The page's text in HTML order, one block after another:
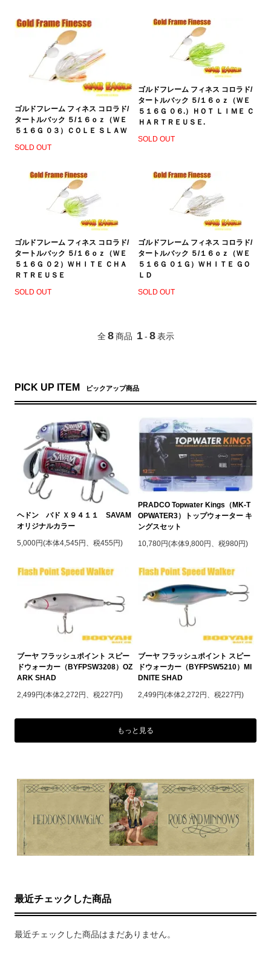
ゴルドフレーム フィネス コロラド/
タートルバック ５/１６ｏｚ（ＷＥ
５１６Ｇ ０３）ＣＯＬＥ ＳＬＡＷ
SOLD OUT
ゴルドフレーム フィネス コロラド/
タートルバック ５/１６ｏｚ（ＷＥ
５１６Ｇ ０６.）ＨＯＴ ＬＩＭＥ Ｃ
ＨＡＲＴＲＥＵＳＥ.
SOLD OUT
ゴルドフレーム フィネス コロラド/
タートルバック ５/１６ｏｚ（ＷＥ
５１６Ｇ ０２）ＷＨＩＴＥ ＣＨＡ
ＲＴＲＥＵＳＥ
SOLD OUT
ゴルドフレーム フィネス コロラド/
タートルバック ５/１６ｏｚ（ＷＥ
５１６Ｇ ０１Ｇ）ＷＨＩＴＥ ＧＯ
ＬＤ
SOLD OUT
全 8 商品 1 - 8 表示
PICK UP ITEM ピックアップ商品
ヘドン バド Ｘ９４１１ SAVAM
オリジナルカラー
5,000円(本体4,545円、税455円)
PRADCO Topwater Kings（MK-T
OPWATER3）トップウォーター キ
ングスセット
10,780円(本体9,800円、税980円)
ブーヤ フラッシュポイント スピー
ドウォーカー（BYFPSW3208）OZ
ARK SHAD
2,499円(本体2,272円、税227円)
ブーヤ フラッシュポイント スピー
ドウォーカー（BYFPSW5210）MI
DNITE SHAD
2,499円(本体2,272円、税227円)
もっと見る
最近チェックした商品
最近チェックした商品はまだありません。